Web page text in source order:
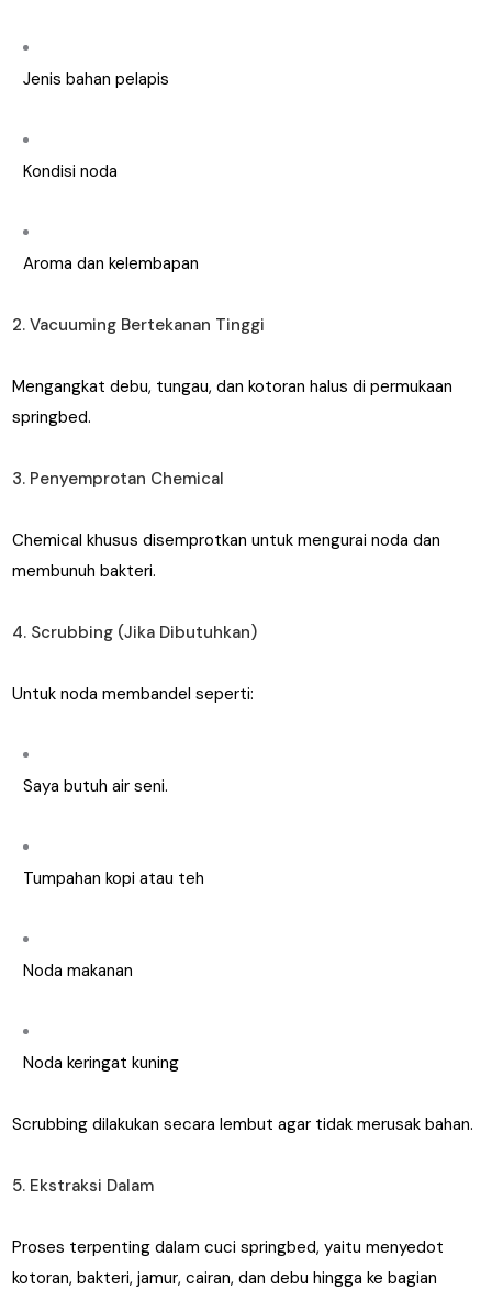
Jenis bahan pelapis
Kondisi noda
Aroma dan kelembapan
2. Vacuuming Bertekanan Tinggi
Mengangkat debu, tungau, dan kotoran halus di permukaan
springbed.
3. Penyemprotan Chemical
Chemical khusus disemprotkan untuk mengurai noda dan
membunuh bakteri.
4. Scrubbing (Jika Dibutuhkan)
Untuk noda membandel seperti:
Saya butuh air seni.
Tumpahan kopi atau teh
Noda makanan
Noda keringat kuning
Scrubbing dilakukan secara lembut agar tidak merusak bahan.
5. Ekstraksi Dalam
Proses terpenting dalam cuci springbed, yaitu menyedot
kotoran, bakteri, jamur, cairan, dan debu hingga ke bagian